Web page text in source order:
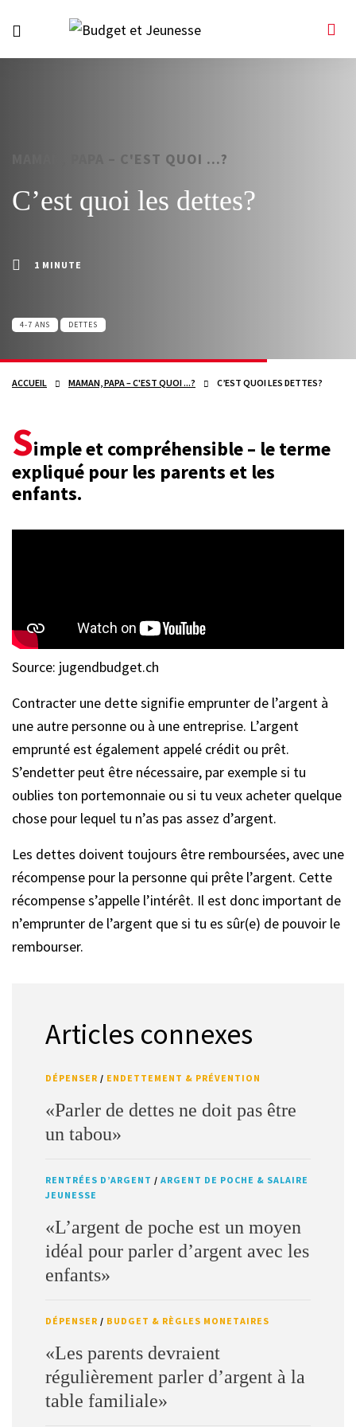
MAMAN, PAPA – C'EST QUOI ...?
C’est quoi les dettes?
1 MINUTE
4-7 ANS DETTES
ACCUEIL MAMAN, PAPA – C'EST QUOI ...? C’EST QUOI LES DETTES?
Simple et compréhensible – le terme
expliqué pour les parents et les
enfants.
Source: jugendbudget.ch
Contracter une dette signifie emprunter de l’argent à
une autre personne ou à une entreprise. L’argent
emprunté est également appelé crédit ou prêt.
S’endetter peut être nécessaire, par exemple si tu
oublies ton portemonnaie ou si tu veux acheter quelque
chose pour lequel tu n’as pas assez d’argent.
Les dettes doivent toujours être remboursées, avec une
récompense pour la personne qui prête l’argent. Cette
récompense s’appelle l’intérêt. Il est donc important de
n’emprunter de l’argent que si tu es sûr(e) de pouvoir le
rembourser.
Articles connexes
DÉPENSER / ENDETTEMENT & PRÉVENTION
«Parler de dettes ne doit pas être
un tabou»
RENTRÉES D’ARGENT / ARGENT DE POCHE & SALAIRE
JEUNESSE
«L’argent de poche est un moyen
idéal pour parler d’argent avec les
enfants»
DÉPENSER / BUDGET & RÈGLES MONETAIRES
«Les parents devraient
régulièrement parler d’argent à la
table familiale»